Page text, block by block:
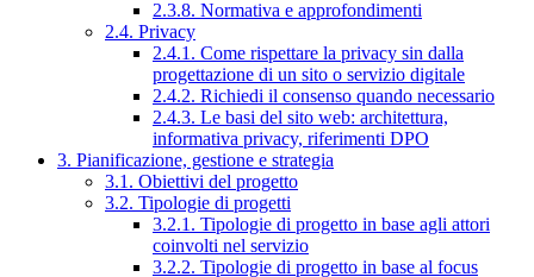
2.3.8. Normativa e approfondimenti
2.4. Privacy
2.4.1. Come rispettare la privacy sin dalla
progettazione di un sito o servizio digitale
2.4.2. Richiedi il consenso quando necessario
2.4.3. Le basi del sito web: architettura,
informativa privacy, riferimenti DPO
3. Pianificazione, gestione e strategia
3.1. Obiettivi del progetto
3.2. Tipologie di progetti
3.2.1. Tipologie di progetto in base agli attori
coinvolti nel servizio
3.2.2. Tipologie di progetto in base al focus